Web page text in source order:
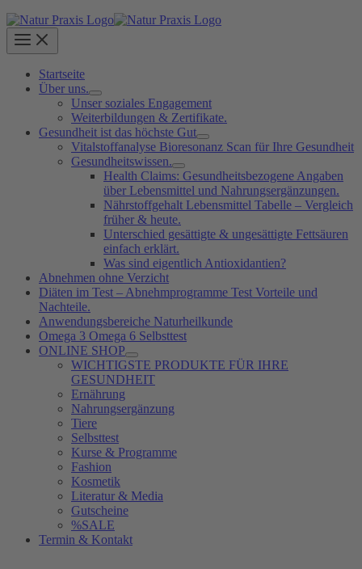
Startseite
Über uns.
Unser soziales Engagement
Weiterbildungen & Zertifikate.
Gesundheit ist das höchste Gut
Vitalstoffanalyse Bioresonanz Scan für Ihre Gesundheit
Gesundheitswissen.
Health Claims: Gesundheitsbezogene Angaben
über Lebensmittel und Nahrungsergänzungen.
Nährstoffgehalt Lebensmittel Tabelle – Vergleich
früher & heute.
Unterschied gesättigte & ungesättigte Fettsäuren
einfach erklärt.
Was sind eigentlich Antioxidantien?
Abnehmen ohne Verzicht
Diäten im Test – Abnehmprogramme Test Vorteile und
Nachteile.
Anwendungsbereiche Naturheilkunde
Omega 3 Omega 6 Selbsttest
ONLINE SHOP
WICHTIGSTE PRODUKTE FÜR IHRE
GESUNDHEIT
Ernährung
Nahrungsergänzung
Tiere
Selbsttest
Kurse & Programme
Fashion
Kosmetik
Literatur & Media
Gutscheine
%SALE
Termin & Kontakt